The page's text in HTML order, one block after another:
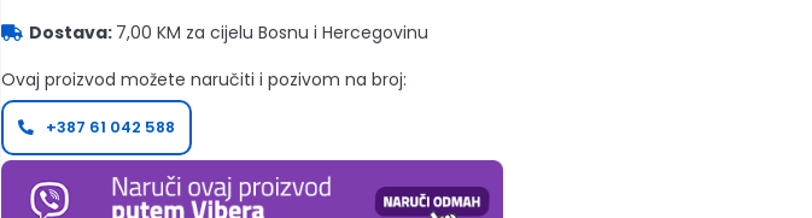
Dostava: 7,00 KM za cijelu Bosnu i Hercegovinu
Ovaj proizvod možete naručiti i pozivom na broj:
+387 61 042 588